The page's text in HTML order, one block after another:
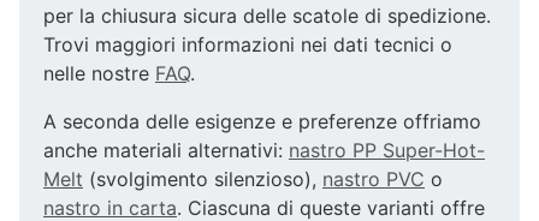
per la chiusura sicura delle scatole di spedizione.
Trovi maggiori informazioni nei dati tecnici o
nelle nostre FAQ.
A seconda delle esigenze e preferenze offriamo
anche materiali alternativi: nastro PP Super-Hot-
Melt (svolgimento silenzioso), nastro PVC o
nastro in carta. Ciascuna di queste varianti offre